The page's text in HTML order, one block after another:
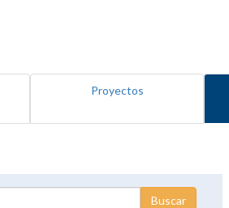
Proyectos